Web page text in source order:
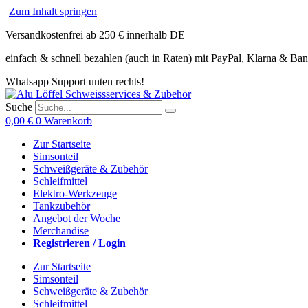
Zum Inhalt springen
Versandkostenfrei ab 250 € innerhalb DE
einfach & schnell bezahlen (auch in Raten) mit PayPal, Klarna &
Whatsapp Support unten rechts!
Suche
0,00 € 0 Warenkorb
Zur Startseite
Simsonteil
Schweißgeräte & Zubehör
Schleifmittel
Elektro-Werkzeuge
Tankzubehör
Angebot der Woche
Merchandise
Registrieren / Login
Zur Startseite
Simsonteil
Schweißgeräte & Zubehör
Schleifmittel